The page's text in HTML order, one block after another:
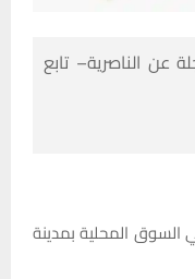
عن الناصرية– تابع
السوق المحلية بمدينة